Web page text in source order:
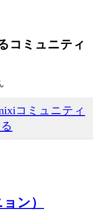
コミュニティ
コミュニティ
ン）